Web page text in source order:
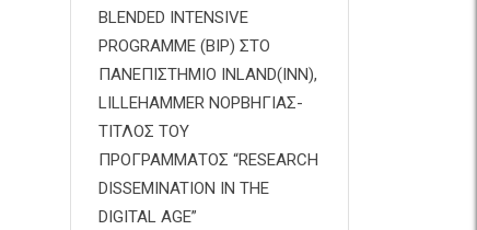
BLENDED INTENSIVE
PROGRAMME (BIP) ΣΤΟ
ΠΑΝΕΠΙΣΤΗΜΙΟ INLAND(INN),
LILLEHAMMER ΝΟΡΒΗΓΙΑΣ-
ΤΙΤΛΟΣ ΤΟΥ
ΠΡΟΓΡΑΜΜΑΤΟΣ “RESEARCH
DISSEMINATION IN THE
DIGITAL AGE”